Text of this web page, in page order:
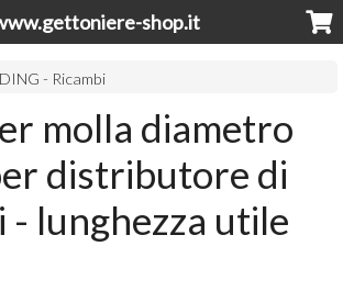
shop.it
- Ricambi
molla diametro
distributore di
lunghezza utile